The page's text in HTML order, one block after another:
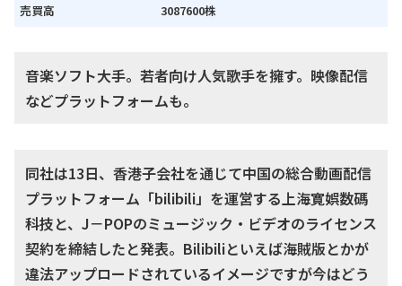
売買高
3087600株
音楽ソフト大手。若者向け人気歌手を擁す。映像配信
などプラットフォームも。
同社は13日、香港子会社を通じて中国の総合動画配信
プラットフォーム「bilibili」を運営する上海寛娯数碼
科技と、J－POPのミュージック・ビデオのライセンス
契約を締結したと発表。Bilibiliといえば海賊版とかが
違法アップロードされているイメージですが今はどう